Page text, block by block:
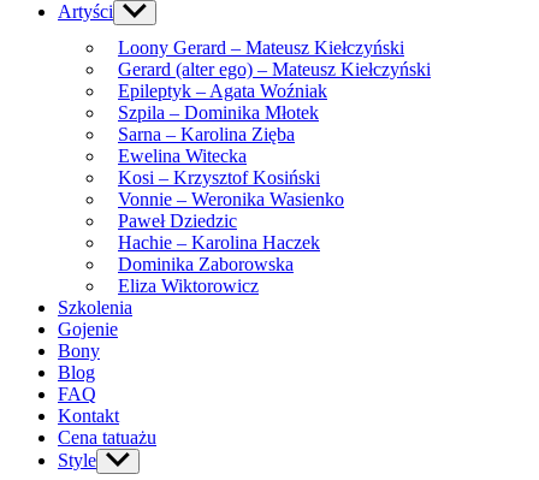
Artyści Show
sub
menu
Loony Gerard – Mateusz Kiełczyński
Gerard (alter ego) – Mateusz Kiełczyński
Epileptyk – Agata Woźniak
Szpila – Dominika Młotek
Sarna – Karolina Zięba
Ewelina Witecka
Kosi – Krzysztof Kosiński
Vonnie – Weronika Wasienko
Paweł Dziedzic
Hachie – Karolina Haczek
Dominika Zaborowska
Eliza Wiktorowicz
Szkolenia
Gojenie
Bony
Blog
FAQ
Kontakt
Cena tatuażu
Style Show